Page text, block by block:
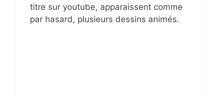
titre sur youtube, apparaissent comme
par hasard, plusieurs dessins animés.